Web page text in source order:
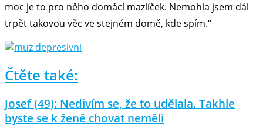
moc je to pro něho domácí mazlíček. Nemohla jsem dál
trpět takovou věc ve stejném domě, kde spím.“
Čtěte také:
Josef (49): Nedivím se, že to udělala. Takhle
byste se k ženě chovat neměli